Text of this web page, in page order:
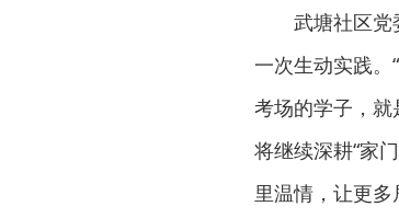
武塘社区党
一次生动实践。
考场的学子，就
将继续深耕“家
里温情，让更